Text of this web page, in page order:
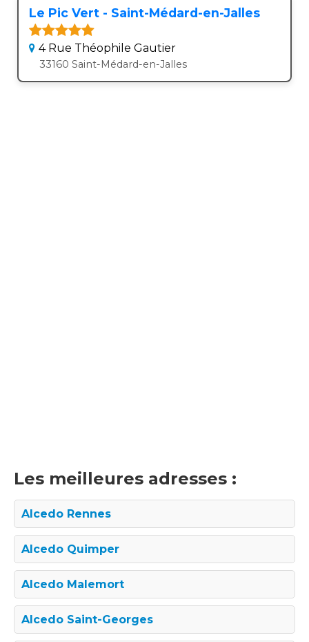
Le Pic Vert - Saint-Médard-en-Jalles
4 Rue Théophile Gautier
33160 Saint-Médard-en-Jalles
Les meilleures adresses :
Alcedo Rennes
Alcedo Quimper
Alcedo Malemort
Alcedo Saint-Georges